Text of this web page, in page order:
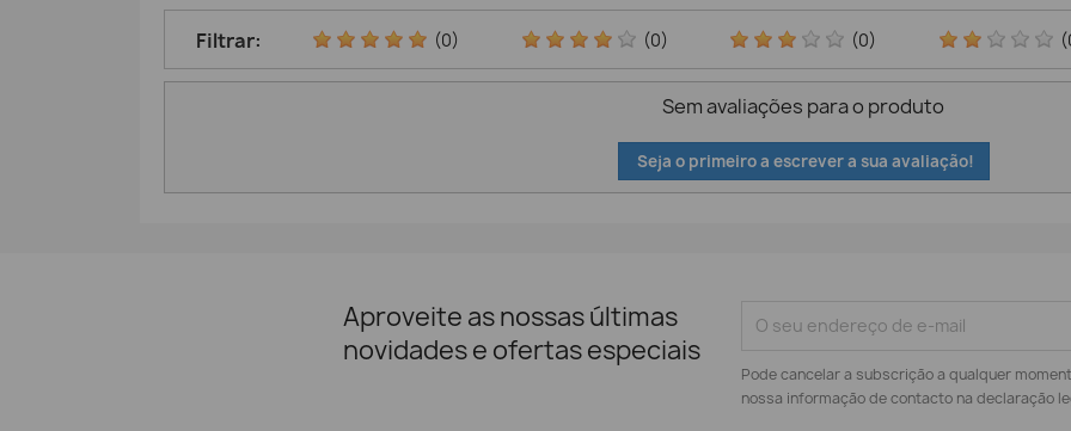
Filtrar: (0) (0) (0)
Sem avaliações para o produto
Seja o primeiro a escrever a sua avaliação!
Aproveite as nossas últimas
novidades e ofertas especiais
Pode cancelar a subscrição a qualquer
nossa informação de contacto na declaração